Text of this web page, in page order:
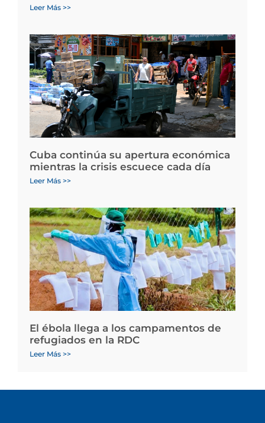
Leer Más >>
Cuba continúa su apertura económica
mientras la crisis escuece cada día
Leer Más >>
El ébola llega a los campamentos de
refugiados en la RDC
Leer Más >>